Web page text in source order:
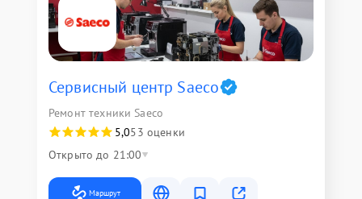
Сервисный центр Saeco
Ремонт техники Saeco
5,053 оценки
Открыто до 21:00
Маршрут